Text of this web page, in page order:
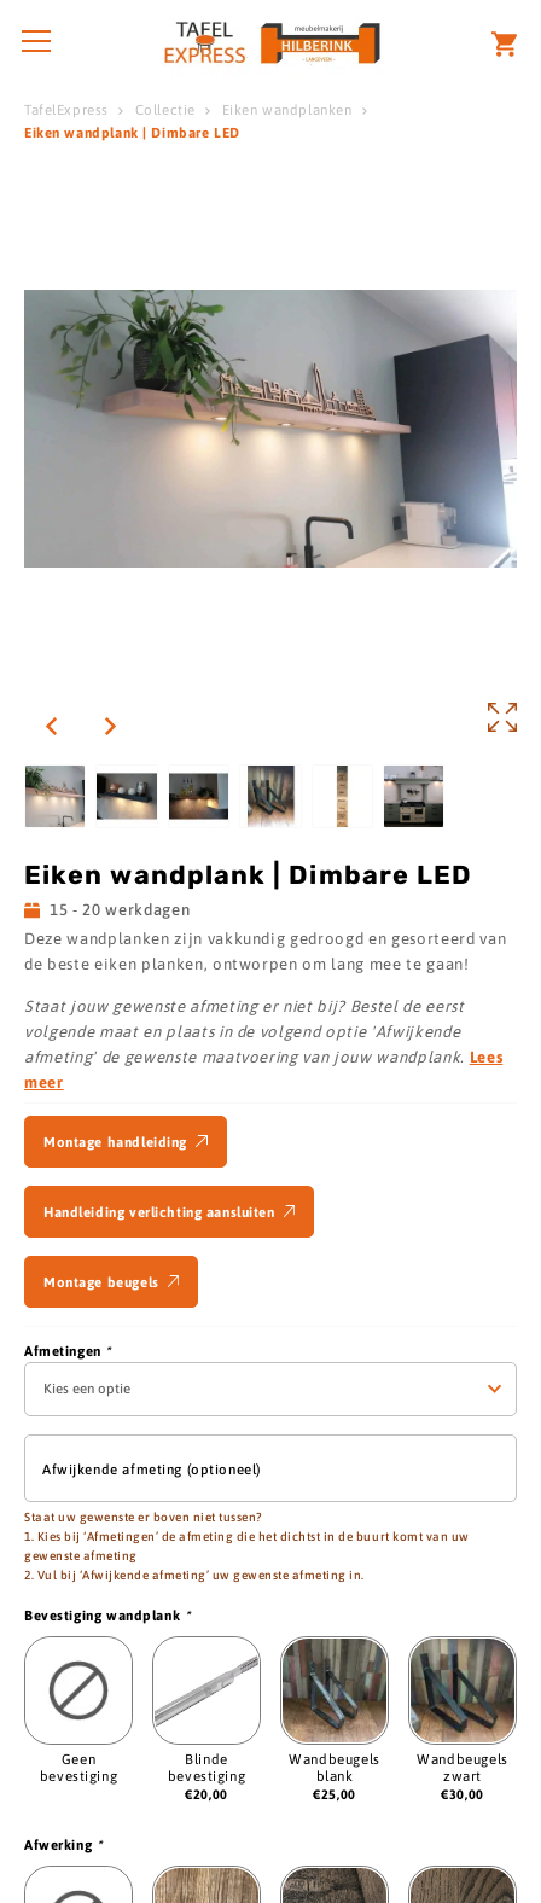
TafelExpress Collectie
Eiken wandplanken
Eiken wandplank | Dimbare LED
Eiken wandplank | Dimbare LED
15 - 20 werkdagen
Deze wandplanken zijn vakkundig gedroogd en gesorteerd van
de beste eiken planken, ontworpen om lang mee te gaan!
Staat jouw gewenste afmeting er niet bij? Bestel de eerst
volgende maat en plaats in de volgend optie 'Afwijkende
afmeting' de gewenste maatvoering van jouw wandplank. Lees
meer
Montage handleiding
Handleiding verlichting aansluiten
Montage beugels
Afmetingen *
Afwijkende afmeting (optioneel)
Staat uw gewenste er boven niet tussen?
1. Kies bij ‘Afmetingen’ de afmeting die het dichtst in de buurt komt van uw
gewenste afmeting
2. Vul bij ‘Afwijkende afmeting’ uw gewenste afmeting in.
Bevestiging wandplank *
Geen
bevestiging
Blinde
bevestiging
€20,00
Wandbeugels
blank
€25,00
Wandbeugels
zwart
€30,00
Afwerking *